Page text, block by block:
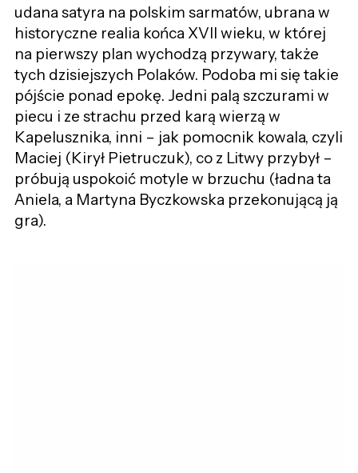
udana satyra na polskim sarmatów, ubrana w
historyczne realia końca XVII wieku, w której
na pierwszy plan wychodzą przywary, także
tych dzisiejszych Polaków. Podoba mi się takie
pójście ponad epokę. Jedni palą szczurami w
piecu i ze strachu przed karą wierzą w
Kapelusznika, inni – jak pomocnik kowala, czyli
Maciej (Kirył Pietruczuk), co z Litwy przybył –
próbują uspokoić motyle w brzuchu (ładna ta
Aniela, a Martyna Byczkowska przekonującą ją
gra).